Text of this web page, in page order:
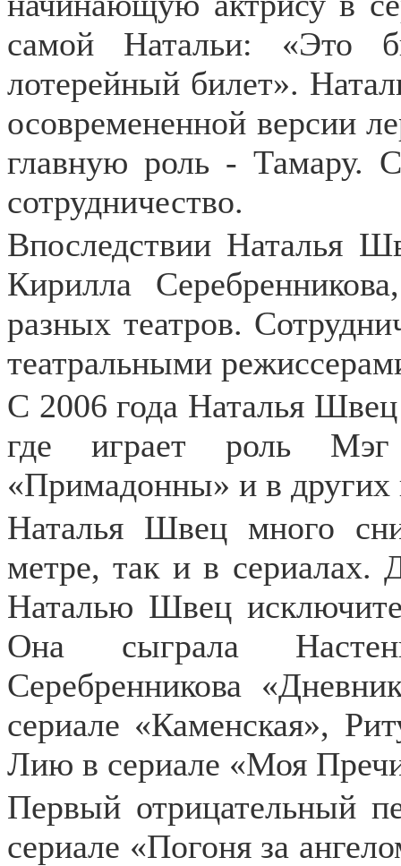
самой Натальи: «Это
лотерейный билет».
осовремененной версии
главную роль - Тамару.
сотрудничество.
Впоследствии Наталья
Кирилла
разных театров.
театральными
С 2006 года Наталья
где играет роль
«Примадонны» и в других
Наталья Швец много
метре, так и в сериалах.
Наталью Швец
Она сыграла
Серебренникова
сериале «Каменская»,
Лию в сериале «Моя
Первый отрицательный
сериале «Погоня за